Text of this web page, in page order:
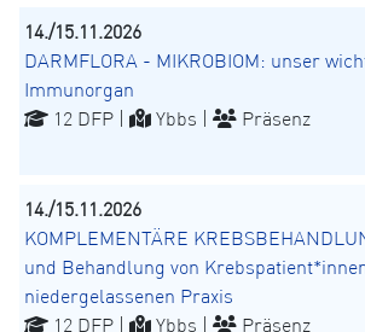
14./15.11.2026
DARMFLORA - MIKROBIOM: unser
Immunorgan
12 DFP |
Ybbs | Präsenz
14./15.11.2026
KOMPLEMENTÄRE
und Behandlung von
niedergelassenen Praxis
12 DFP |
Ybbs | Präsenz